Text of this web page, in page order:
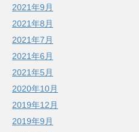
2021年9月
2021年8月
2021年7月
2021年6月
2021年5月
2020年10月
2019年12月
2019年9月